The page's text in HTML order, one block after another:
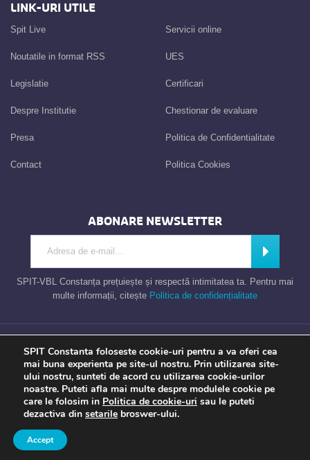
LINK-URI UTILE
Spit Live
Noutatile in format RSS
Legislatie
Despre Institutie
Presa
Contact
Servicii online
UES
Certificari
Chestionar de evaluare
Politica de Confidentialitate
Politica Cookies
ABONARE NEWSLETTER
SPIT-VBL Constanța prețuiește și respectă intimitatea ta. Pentru mai
multe informații, citește Politica de confidențialitate
Taxe Constanta
TU contezi Opinia ta Apel gratuit Newsletter
SPIT Constanta foloseste cookie-uri pentru a va oferi cea
mai buna experienta pe site-ul nostru. Prin utilizarea site-
ului nostru, sunteti de acord cu utilizarea cookie-urilor
noastre. Puteti afla mai multe despre modulele cookie pe
care le folosim in Politica de cookie-uri sau le puteti
dezactiva din setarile broswer-ului.
Accept